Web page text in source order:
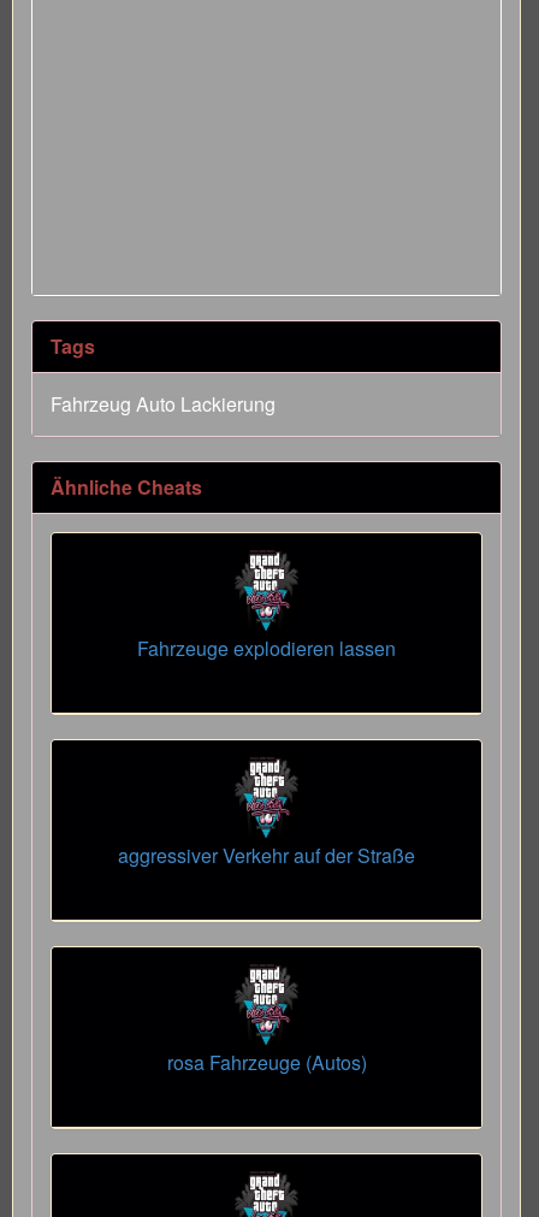
Tags
Fahrzeug Auto Lackierung
Ähnliche Cheats
Fahrzeuge explodieren lassen
aggressiver Verkehr auf der Straße
rosa Fahrzeuge (Autos)